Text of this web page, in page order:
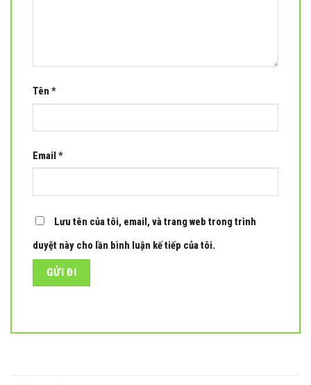
Tên *
Email *
Lưu tên của tôi, email, và trang web trong trình
duyệt này cho lần bình luận kế tiếp của tôi.